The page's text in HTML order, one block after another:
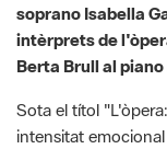
Sota el títol
intensitat
univers de
la desesperació es
soprano Isabella